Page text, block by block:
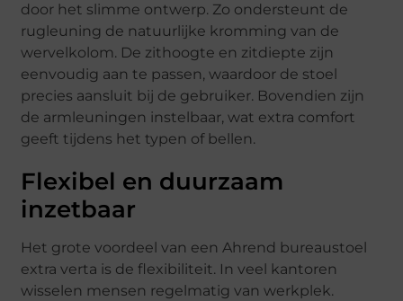
door het slimme ontwerp. Zo ondersteunt de
rugleuning de natuurlijke kromming van de
wervelkolom. De zithoogte en zitdiepte zijn
eenvoudig aan te passen, waardoor de stoel
precies aansluit bij de gebruiker. Bovendien zijn
de armleuningen instelbaar, wat extra comfort
geeft tijdens het typen of bellen.
Flexibel en duurzaam
inzetbaar
Het grote voordeel van een Ahrend bureaustoel
extra verta is de flexibiliteit. In veel kantoren
wisselen mensen regelmatig van werkplek.